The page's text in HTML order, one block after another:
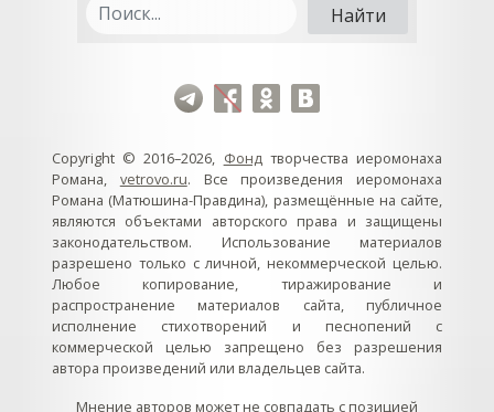
Copyright © 2016–2026, Фондтворчества иеромонаха
Романа, vetrovo.ru. Все произведения иеромонаха
Романа (Матюшина-Правдина), размещённые на сайте,
являются объектами авторского права и защищены
законодательством. Использование материалов
разрешено только с личной, некоммерческой целью.
Любое копирование, тиражирование и
распространение материалов сайта, публичное
исполнение стихотворений и песнопений с
коммерческой целью запрещено без разрешения
автора произведений или владельцев сайта.
Мнение авторов может не совпадать с позицией